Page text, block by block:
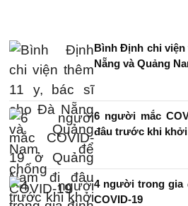
Bình Định chi viện
Nẵng và Quảng
6 người mắc
đâu trước khi
4 người trong gia
COVID-19